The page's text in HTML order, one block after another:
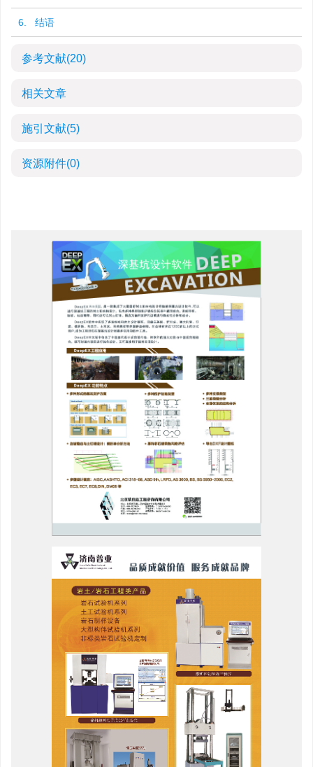
6. 结语
参考文献(20)
相关文章
施引文献(5)
资源附件(0)